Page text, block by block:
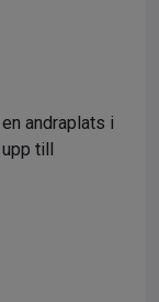
andraplats i
till